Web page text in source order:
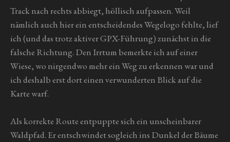
Track nach rechts abbiegt, höllisch aufpassen. Weil
nämlich auch hier ein entscheidendes Wegelogo fehlte, lief
ich (und das trotz aktiver GPX-Führung) zunächst in die
falsche Richtung. Den Irrtum bemerkte ich auf einer
Wiese, wo nirgendwo mehr ein Weg zu erkennen war und
ich deshalb erst dort einen verwunderten Blick auf die
Karte warf.
Als korrekte Route entpuppte sich ein unscheinbarer
Waldpfad. Er entschwindet sogleich ins Dunkel der Bäume